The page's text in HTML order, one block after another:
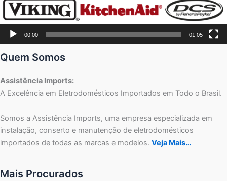
00:00 01:05
Quem Somos
Assistência Imports:
A Excelência em Eletrodomésticos Importados em Todo o Brasil.
Somos a Assistência Imports, uma empresa especializada em
instalação, conserto e manutenção de eletrodomésticos
importados de todas as marcas e modelos. Veja Mais…
Mais Procurados